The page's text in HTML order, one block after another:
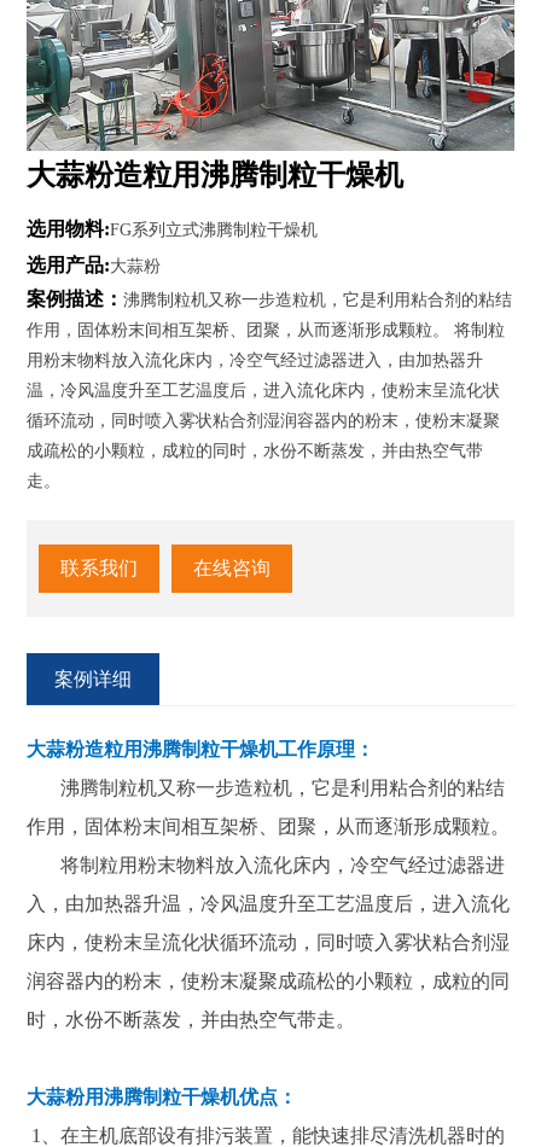
大蒜粉造粒用沸腾制粒干燥机
选用物料:FG系列立式沸腾制粒干燥机
选用产品:大蒜粉
案例描述：沸腾制粒机又称一步造粒机，它是利用粘合剂的粘结
作用，固体粉末间相互架桥、团聚，从而逐渐形成颗粒。 将制粒
用粉末物料放入流化床内，冷空气经过滤器进入，由加热器升
温，冷风温度升至工艺温度后，进入流化床内，使粉末呈流化状
循环流动，同时喷入雾状粘合剂湿润容器内的粉末，使粉末凝聚
成疏松的小颗粒，成粒的同时，水份不断蒸发，并由热空气带
走。
联系我们 在线咨询
案例详细
大蒜粉造粒用沸腾制粒干燥机工作原理：
沸腾制粒机又称一步造粒机，它是利用粘合剂的粘结
作用，固体粉末间相互架桥、团聚，从而逐渐形成颗粒。
将制粒用粉末物料放入流化床内，冷空气经过滤器进
入，由加热器升温，冷风温度升至工艺温度后，进入流化
床内，使粉末呈流化状循环流动，同时喷入雾状粘合剂湿
润容器内的粉末，使粉末凝聚成疏松的小颗粒，成粒的同
时，水份不断蒸发，并由热空气带走。
大蒜粉用沸腾制粒干燥机优点：
1、在主机底部设有排污装置，能快速排尽清洗机器时的